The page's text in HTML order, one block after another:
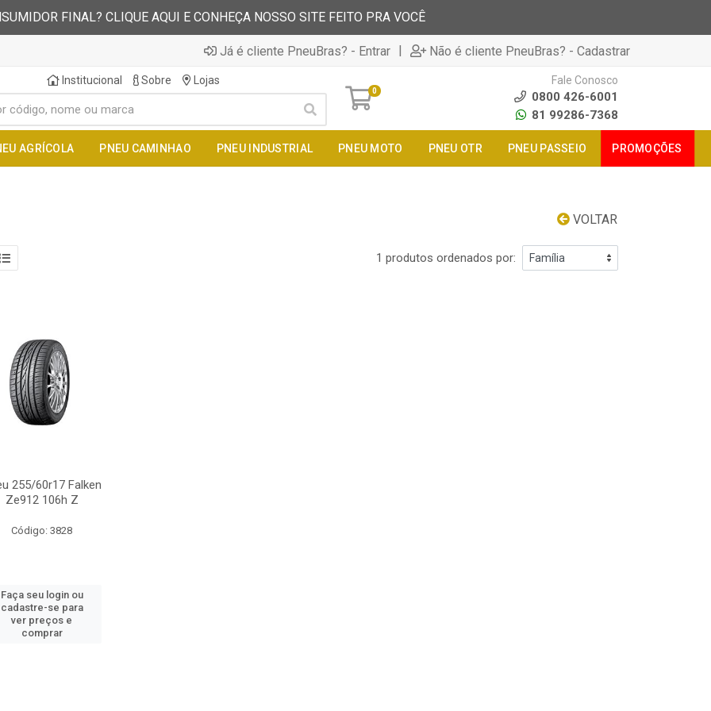
FINAL? CLIQUE AQUI E CONHEÇA NOSSO SITE FEITO PRA VOCÊ
Já é cliente PneuBras? - Entrar | Não é cliente PneuBras? - Cadastrar
Institucional Sobre Lojas
0
Fale Conosco
0800 426-6001
81 99286-7368
AGRÍCOLA PNEU CAMINHAO PNEU INDUSTRIAL PNEU MOTO PNEU OTR PNEU PASSEIO PROMOÇÕES
VOLTAR
1 produtos ordenados por:
255/60r17 Falken
Ze912 106h Z
Código: 3828
Faça seu login ou
cadastre-se para
ver preços e
comprar